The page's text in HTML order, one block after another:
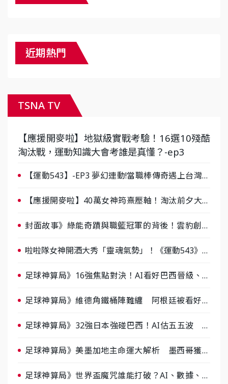
近期熱門
TSNA TV
【應援開麥啦】地獄級實戰考驗！16選10殘酷
淘汰戰，運動知識大會考誰是真懂？-ep3
【運動543】-EP3 夢幻連動!當職棒傳奇遇上台灣女
【應援開麥啦】40萬女神筠熹壓軸！淘汰前夕大混
封面故事》綠能奇蹟與職籃冠軍的背後！雲豹創辦
啦啦隊女神開酒大秀「靈魂氣勢」！《運動543》微
足球神算局》16強焦點對決！AI看好巴西晉級、數
足球神算局》維德角鐵桶陣難纏 阿根廷被看好下
足球神算局》32強日本強碰巴西！AI估五五波 牛
足球神算局》美墨加地主命運大解析 墨西哥獲數
足球神算局》世界盃魔咒誰能打破？AI、數據、塔